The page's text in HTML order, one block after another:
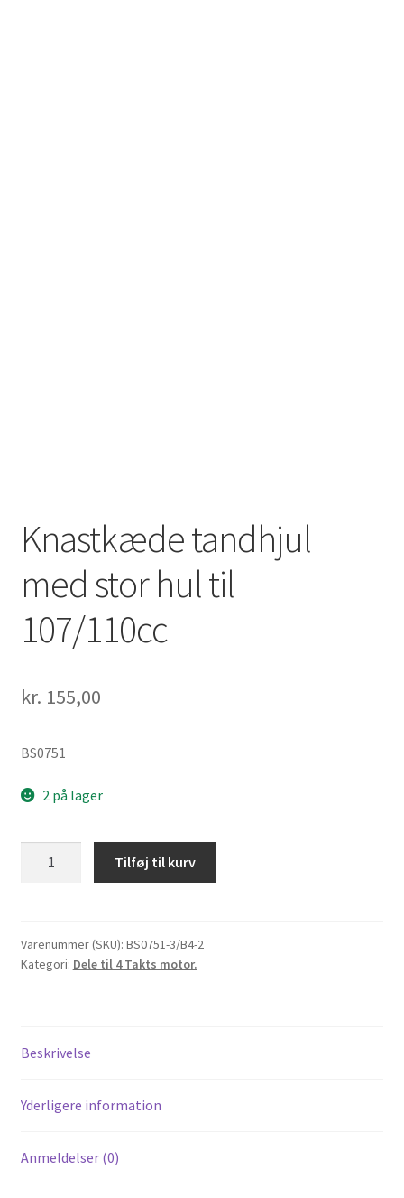
Knastkæde tandhjul
med stor hul til
107/110cc
kr. 155,00
BS0751
2 på lager
hul
til
Tilføj til kurv
Varenummer (SKU): BS0751-3/B4-2
Kategori: Dele til 4 Takts motor.
Beskrivelse
Yderligere information
Anmeldelser (0)